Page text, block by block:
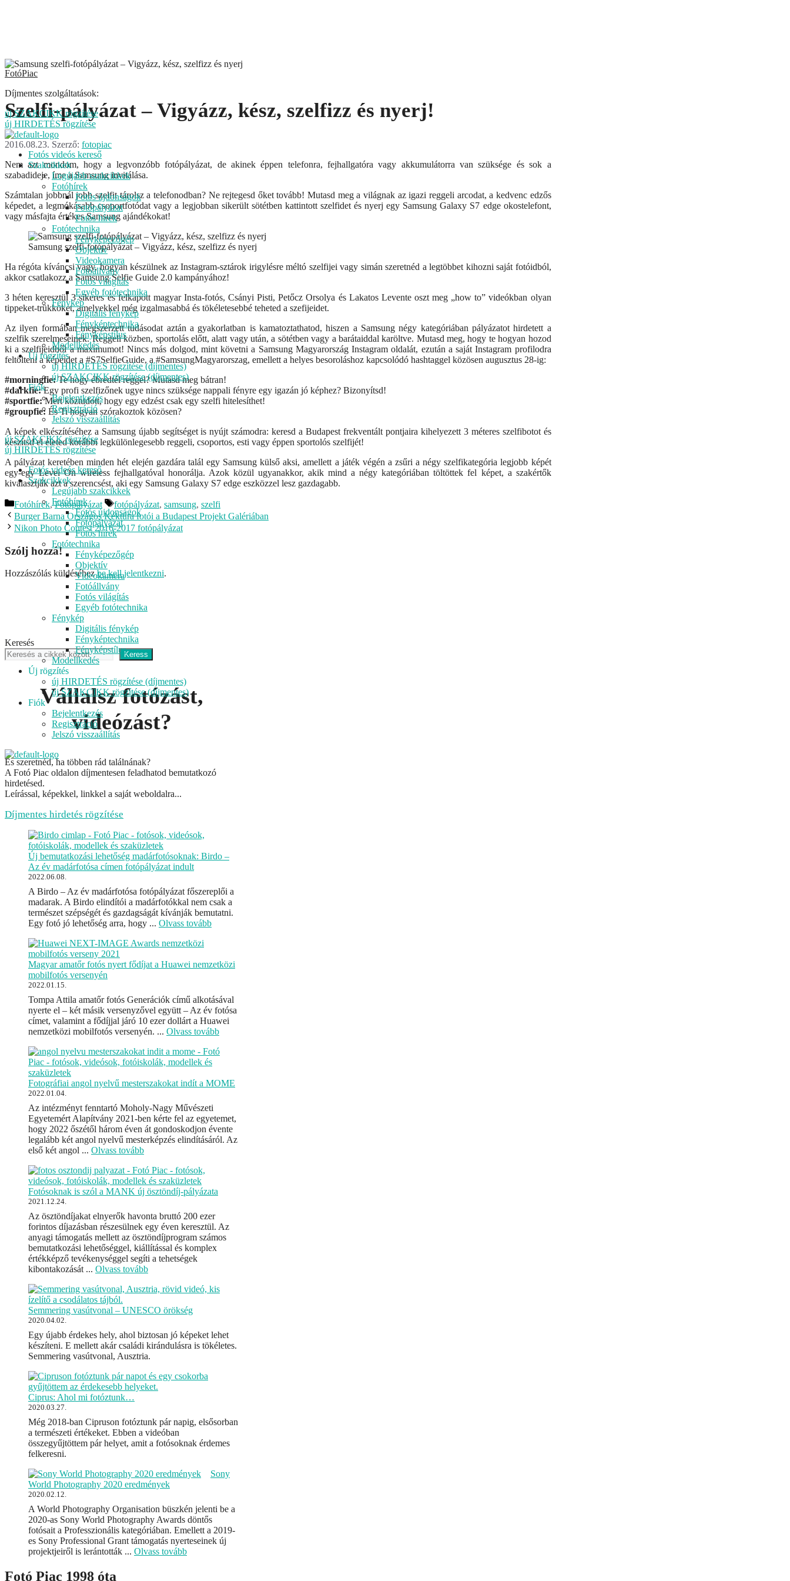
Kilépés
a
FotóPiac
Díjmentes szolgáltatások:
új SZAKCIKK rögzítése
új HIRDETÉS rögzítése
Menu
Fotós videós kereső
Szakcikkek
Legújabb szakcikkek
Fotóhírek
Fotós újdonságok
Fotópályázat
Fotós hírek
Fotótechnika
Fényképezőgép
Objektív
Videokamera
Fotóállvány
Fotós világítás
Egyéb fotótechnika
Fénykép
Digitális fénykép
Fényképtechnika
Fényképstílus
Modellkedés
Új rögzítés
új HIRDETÉS rögzítése (díjmentes)
új SZAKCIKK rögzítése (díjmentes)
Fiók
Bejelentkezés
Regisztráció
Jelszó visszaállítás
új SZAKCIKK rögzítése
új HIRDETÉS rögzítése
Menu Fotós videós kereső
Szakcikkek
Legújabb szakcikkek
Fotóhírek
Fotós újdonságok
Fotópályázat
Fotós hírek
Fotótechnika
Fényképezőgép
Objektív
Videokamera
Fotóállvány
Fotós világítás
Egyéb fotótechnika
Fénykép
Digitális fénykép
Fényképtechnika
Fényképstílus
Modellkedés
Új rögzítés
új HIRDETÉS rögzítése (díjmentes)
új SZAKCIKK rögzítése (díjmentes)
Fiók
Bejelentkezés
Regisztráció
Jelszó visszaállítás
Szelfi-pályázat – Vigyázz, kész, szelfizz és nyerj!
2016.08.23. Szerző: fotopiac
Nem azt mondom, hogy a legvonzóbb fotópályázat, de akinek éppen telefonra, fejhallgatóra vagy akkumulátorra van szüksége és sok a
szabadideje, íme a Samsung invitálása.
Számtalan jobbnál jobb szelfit tárolsz a telefonodban? Ne rejtegesd őket tovább! Mutasd meg a világnak az igazi reggeli arcodat, a kedvenc edzős
képedet, a legmókásabb csoportfotódat vagy a legjobban sikerült sötétben kattintott szelfidet és nyerj egy Samsung Galaxy S7 edge okostelefont,
vagy másfajta értékes Samsung ajándékokat!
Samsung szelfi-fotópályázat – Vigyázz, kész, szelfizz és nyerj
Ha régóta kíváncsi vagy, hogyan készülnek az Instagram-sztárok irigylésre méltó szelfijei vagy simán szeretnéd a legtöbbet kihozni saját fotóidból,
akkor csatlakozz a Samsung Selfie Guide 2.0 kampányához!
3 héten keresztül 3 sikeres és felkapott magyar Insta-fotós, Csányi Pisti, Petőcz Orsolya és Lakatos Levente oszt meg „how to” videókban olyan
tippeket-trükköket, amelyekkel még izgalmasabbá és tökéletesebbé teheted a szefijeidet.
Az ilyen formában megszerzett tudásodat aztán a gyakorlatban is kamatoztathatod, hiszen a Samsung négy kategóriában pályázatot hirdetett a
szelfik szerelmeseinek. Reggeli közben, sportolás előtt, alatt vagy után, a sötétben vagy a barátaiddal karöltve. Mutasd meg, hogy te hogyan hozod
ki a szelfijeidből a maximumot! Nincs más dolgod, mint követni a Samsung Magyarország Instagram oldalát, ezután a saját Instagram profilodra
feltölteni a képeidet a #S7SelfieGuide, a #SamsungMagyarorszag, emellett a helyes besoroláshoz kapcsolódó hashtaggel közösen augusztus 28-ig:
#morningfie:Te hogy ébredtél reggel? Mutasd meg bátran!
#darkfie:Egy profi szelfizőnek ugye nincs szüksége nappali fényre egy igazán jó képhez? Bizonyítsd!
#sportfie:Mert köztudott, hogy egy edzést csak egy szelfi hitelesíthet!
#groupfie: És Ti hogyan szórakoztok közösen?
A képek elkészítéséhez a Samsung újabb segítséget is nyújt számodra: keresd a Budapest frekventált pontjaira kihelyezett 3 méteres szelfibotot és
készítsd el életed korábbi legkülönlegesebb reggeli, csoportos, esti vagy éppen sportolós szelfijét!
A pályázat keretében minden hét elején gazdára talál egy Samsung külső aksi, amellett a játék végén a zsűri a négy szelfikategória legjobb képét
egy-egy Level On wireless fejhallgatóval honorálja. Azok közül ugyanakkor, akik mind a négy kategóriában töltöttek fel képet, a szakértők
kiválasztják azt a szerencsést, aki egy Samsung Galaxy S7 edge eszközzel lesz gazdagabb.
Kategória
Fotóhírek,Fotópályázat Címkék
fotópályázat, samsung, szelfi
Burger Barna Országos Kéktúra fotói a Budapest Projekt Galériában
Nikon Photo Contest 2016-2017 fotópályázat
Szólj hozzá!
Hozzászólás küldéséhezbe kell jelentkezni.
Keresés
Keress
Vállalsz fotózást,
videózást?
És szeretnéd, ha többen rád találnának?
A Fotó Piac oldalon díjmentesen feladhatod bemutatkozó
hirdetésed.
Leírással, képekkel, linkkel a saját weboldalra...
Díjmentes hirdetés rögzítése
Új bemutatkozási lehetőség madárfotósoknak: Birdo –
Az év madárfotósa címen fotópályázat indult
2022.06.08.
A Birdo – Az év madárfotósa fotópályázat főszereplői a
madarak. A Birdo elindítói a madárfotókkal nem csak a
természet szépségét és gazdagságát kívánják bemutatni.
Egy fotó jó lehetőség arra, hogy ... Olvass tovább
Magyar amatőr fotós nyert fődíjat a Huawei nemzetközi
mobilfotós versenyén
2022.01.15.
Tompa Attila amatőr fotós Generációk című alkotásával
nyerte el – két másik versenyzővel együtt – Az év fotósa
címet, valamint a fődíjjal járó 10 ezer dollárt a Huawei
nemzetközi mobilfotós versenyén. ... Olvass tovább
Fotográfiai angol nyelvű mesterszakokat indít a MOME
2022.01.04.
Az intézményt fenntartó Moholy-Nagy Művészeti
Egyetemért Alapítvány 2021-ben kérte fel az egyetemet,
hogy 2022 őszétől három éven át gondoskodjon évente
legalább két angol nyelvű mesterképzés elindításáról. Az
első két angol ... Olvass tovább
Fotósoknak is szól a MANK új ösztöndíj-pályázata
2021.12.24.
Az ösztöndíjakat elnyerők havonta bruttó 200 ezer
forintos díjazásban részesülnek egy éven keresztül. Az
anyagi támogatás mellett az ösztöndíjprogram számos
bemutatkozási lehetőséggel, kiállítással és komplex
értékképző tevékenységgel segíti a tehetségek
kibontakozását ... Olvass tovább
Semmering vasútvonal – UNESCO örökség
2020.04.02.
Egy újabb érdekes hely, ahol biztosan jó képeket lehet
készíteni. E mellett akár családi kirándulásra is tökéletes.
Semmering vasútvonal, Ausztria.
Ciprus: Ahol mi fotóztunk…
2020.03.27.
Még 2018-ban Cipruson fotóztunk pár napig, elsősorban
a természeti értékeket. Ebben a videóban
összegyűjtöttem pár helyet, amit a fotósoknak érdemes
felkeresni.
Sony
World Photography 2020 eredmények
2020.02.12.
A World Photography Organisation büszkén jelenti be a
2020-as Sony World Photography Awards döntős
fotósait a Professzionális kategóriában. Emellett a 2019-
es Sony Professional Grant támogatás nyerteseinek új
projektjeiről is lerántották ... Olvass tovább
Fotó Piac 1998 óta